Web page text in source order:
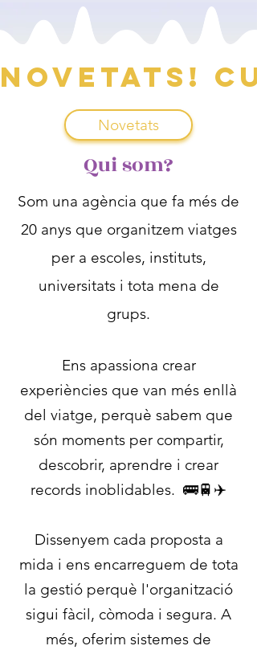
Novetats!
Novetats
Qui som?
Som una agència que fa més de
20 anys que organitzem viatges
per a escoles, instituts,
universitats i tota mena de
grups.
Ens apassiona crear
experiències que van més enllà
del viatge, perquè sabem que
són moments per compartir,
descobrir, aprendre i crear
records inoblidables. 🚌🚆✈️
Dissenyem cada proposta a
mida i ens encarreguem de tota
la gestió perquè l'organització
sigui fàcil, còmoda i segura. A
més, oferim sistemes de